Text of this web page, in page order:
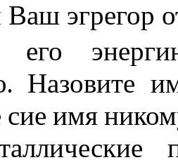
Ваш эгрегор
его
Назовите
сие имя